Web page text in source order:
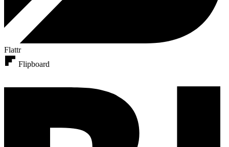
Flattr
Flipboard